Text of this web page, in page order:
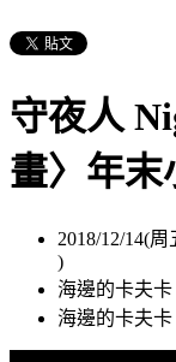
守夜人
畫〉年末
2018/12/14(周
)
海邊的卡夫
海邊的卡夫卡